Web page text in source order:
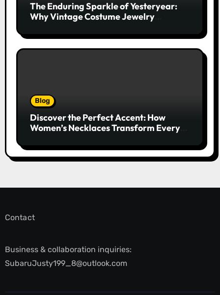
The Enduring Sparkle of Yesteryear:
Why Vintage Costume Jewelry
Alike
Blog
Discover the Perfect Accent: How
Women’s Necklaces Transform Every
Contact
Business & collaboration inquiries:
SubaruJusty199_8@outlook.com